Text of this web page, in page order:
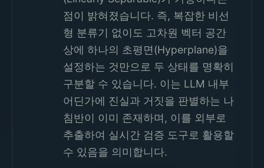
점이 밝혀졌습니다. 즉, 복잡한 비선
형 분류기 없이도 고차원 벡터 공간
상에 하나의 초평면(Hyperplane)을
설정하는 것만으로 두 상태를 명확히
구분할 수 있습니다. 이는 LLM 내부
어딘가에 진실과 거짓을 판별하는 나
침반이 이미 존재하며, 이를 외부로
추출하여 실시간 검증 도구로 활용할
수 있음을 의미합니다.